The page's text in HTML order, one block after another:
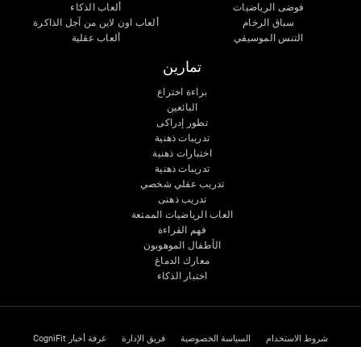
فوضى الرياضيات
سباق الرخام
التنس الموسيقي
ألعاب الذكاء
ألعاب اون لاين من آجل الذاكرة
ألعاب عقلية
تمارين
براءة اختراع
البائعين
تطور إدراكى
تدريبات ذهنية
اختبارات ذهنية
تدريبات ذهنية
تدريب عقلي شخصي
تدريب ذهنى
العاب الرياضيات الممتعة
فهم القراءة
الأطفال الموهوبون
معارك الدماغ
اختبار الذكاء
شروط الاستخدام السياسة الخصوصية فريق الإدارة غرفة أخبار CogniFit